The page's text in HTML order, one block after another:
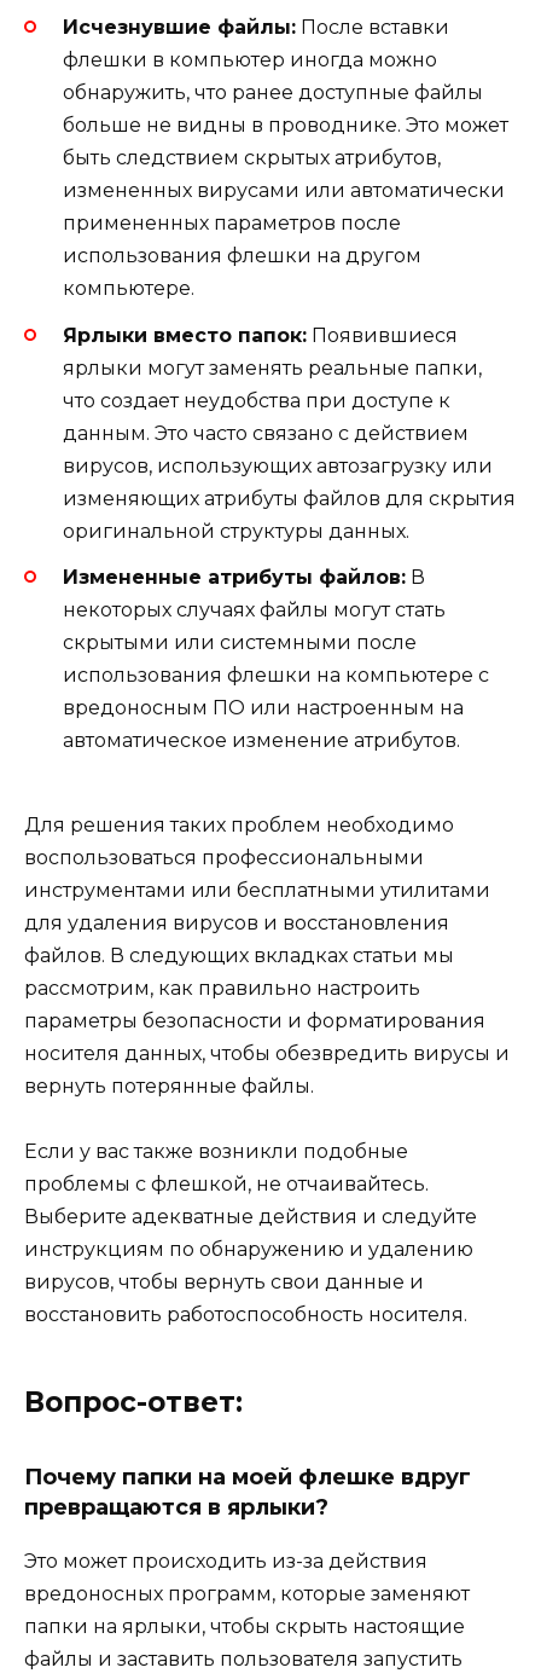
Исчезнувшие файлы: После вставки
флешки в компьютер иногда можно
обнаружить, что ранее доступные файлы
больше не видны в проводнике. Это может
быть следствием скрытых атрибутов,
измененных вирусами или автоматически
примененных параметров после
использования флешки на другом
компьютере.
Ярлыки вместо папок: Появившиеся
ярлыки могут заменять реальные папки,
что создает неудобства при доступе к
данным. Это часто связано с действием
вирусов, использующих автозагрузку или
изменяющих атрибуты файлов для скрытия
оригинальной структуры данных.
Измененные атрибуты файлов: В
некоторых случаях файлы могут стать
скрытыми или системными после
использования флешки на компьютере с
вредоносным ПО или настроенным на
автоматическое изменение атрибутов.
Для решения таких проблем необходимо
воспользоваться профессиональными
инструментами или бесплатными утилитами
для удаления вирусов и восстановления
файлов. В следующих вкладках статьи мы
рассмотрим, как правильно настроить
параметры безопасности и форматирования
носителя данных, чтобы обезвредить вирусы и
вернуть потерянные файлы.
Если у вас также возникли подобные
проблемы с флешкой, не отчаивайтесь.
Выберите адекватные действия и следуйте
инструкциям по обнаружению и удалению
вирусов, чтобы вернуть свои данные и
восстановить работоспособность носителя.
Вопрос-ответ:
Почему папки на моей флешке вдруг
превращаются в ярлыки?
Это может происходить из-за действия
вредоносных программ, которые заменяют
папки на ярлыки, чтобы скрыть настоящие
файлы и заставить пользователя запустить